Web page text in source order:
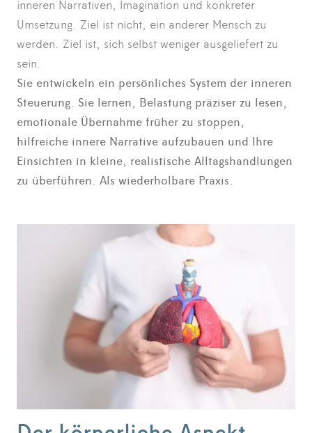
inneren Narrativen, Imagination und konkreter
Umsetzung. Ziel ist nicht, ein anderer Mensch zu
werden. Ziel ist, sich selbst weniger ausgeliefert zu
sein.
Sie entwickeln ein persönliches System der inneren
Steuerung. Sie lernen, Belastung präziser zu lesen,
emotionale Übernahme früher zu stoppen,
hilfreiche innere Narrative aufzubauen und Ihre
Einsichten in kleine, realistische Alltagshandlungen
zu überführen. Als wiederholbare Praxis.